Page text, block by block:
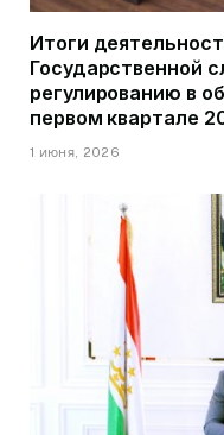
Итоги
Государственной
регулированию в
первом квартале
1 июня, 2026